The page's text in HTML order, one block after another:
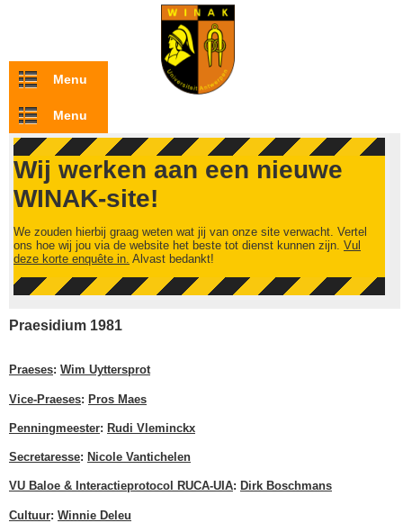
Overslaan en naar de inhoud gaan
Menu
Menu
Wij werken aan een nieuwe
WINAK-site!
We zouden hierbij graag weten wat jij van onze site verwacht. Vertel
ons hoe wij jou via de website het beste tot dienst kunnen zijn. Vul
deze korte enquête in. Alvast bedankt!
Praesidium 1981
Praeses: Wim Uyttersprot
Vice-Praeses: Pros Maes
Penningmeester: Rudi Vleminckx
Secretaresse: Nicole Vantichelen
VU Baloe & Interactieprotocol RUCA-UIA: Dirk Boschmans
Cultuur: Winnie Deleu